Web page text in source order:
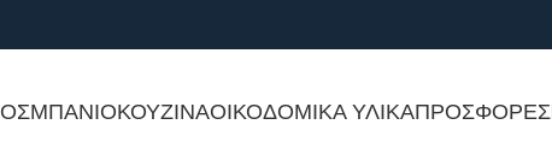
ΜΠΑΝΙΟΚΟΥΖΙΝΑΟΙΚΟΔΟΜΙΚΑ ΥΛΙΚΑΠΡΟΣΦΟΡΕΣ